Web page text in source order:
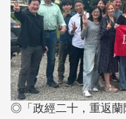
◎「政經二十，重返蘭